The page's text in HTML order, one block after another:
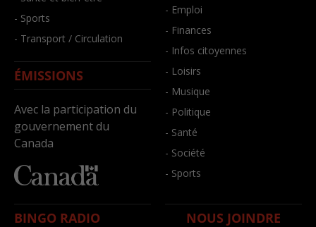
- Sports
- Transport / Circulation
ÉMISSIONS
Avec la participation du
gouvernement du
Canada
- Emploi
- Finances
- Infos citoyennes
- Loisirs
- Musique
- Politique
- Santé
- Société
- Sports
BINGO RADIO NOUS JOINDRE